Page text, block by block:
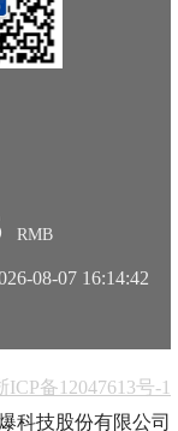
RMB
08-07 16:14:42
ICP备12047613号-1
科技股份有限公司